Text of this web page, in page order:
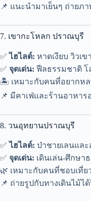
📌 แนะนำมาเย็นๆ ถ่ายภ
7. เขากะโหลก ปราณบุรี
✅ไฮไลต์: หาดเงียบ วิวเข
✅ จุดเด่น: ฟีลธรรมชาติ
🏝️ เหมาะกับคนที่อยากหล
📌 มีคาเฟ่และร้านอาหา
8. วนอุทยานปราณบุรี
✅ไฮไลต์: ป่าชายเลนแล
✅ จุดเด่น: เดินเล่น-ศึกษา
🌿 เหมาะกับคนที่ชอบเที่ย
📌 ถ่ายรูปกับทางเดินไม้ไ